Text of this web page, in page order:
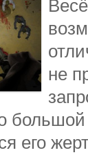
не
его